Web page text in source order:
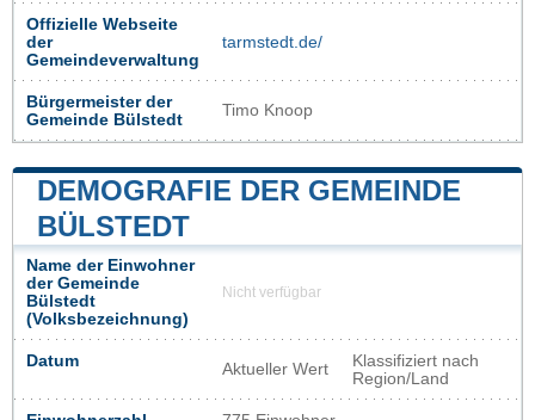
Offizielle Webseite
der
Gemeindeverwaltung
tarmstedt.de/
Bürgermeister der
Gemeinde Bülstedt
Timo Knoop
DEMOGRAFIE DER GEMEINDE
BÜLSTEDT
Name der Einwohner
der Gemeinde
Bülstedt
(Volksbezeichnung)
Nicht verfügbar
Datum Aktueller Wert
Klassifiziert nach
Region/Land